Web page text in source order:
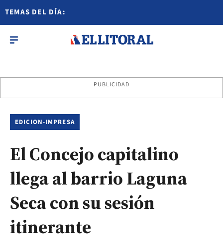
TEMAS DEL DÍA:
PUBLICIDAD
EDICION-IMPRESA
El Concejo capitalino
llega al barrio Laguna
Seca con su sesión
itinerante